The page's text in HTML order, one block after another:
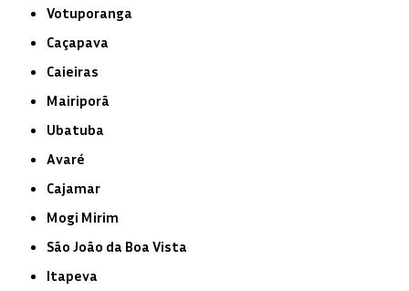
Votuporanga
Caçapava
Caieiras
Mairiporã
Ubatuba
Avaré
Cajamar
Mogi Mirim
São João da Boa Vista
Itapeva